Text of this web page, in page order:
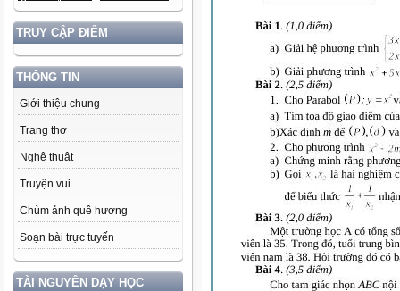
TRUY CẬP ĐIỂM
THÔNG TIN
Giới thiệu chung
Trang thơ
Nghệ thuật
Truyện vui
Chùm ảnh quê hương
Soạn bài trực tuyến
TÀI NGUYÊN DẠY HỌC